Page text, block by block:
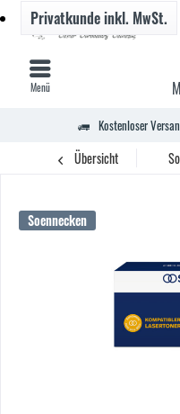
Kostenloser
Privatkundeinkl. MwSt.
Menü
Übersicht
Soennecken